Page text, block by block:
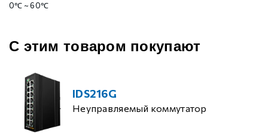
0℃ ~ 60℃
С этим товаром покупают
IDS216G
Неуправляемый коммутатор